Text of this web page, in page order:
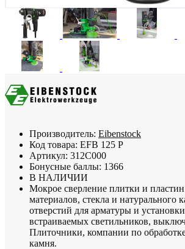
Производитель: Eibenstock
Код товара: EFB 125 P
Артикул: 312C000
Бонусные баллы: 1366
В НАЛИЧИИ
Мокрое сверление плитки и
материалов, стекла и натурального
отверстий для арматуры и
встраиваемых светильников,
Плиточники, компании по
камня.